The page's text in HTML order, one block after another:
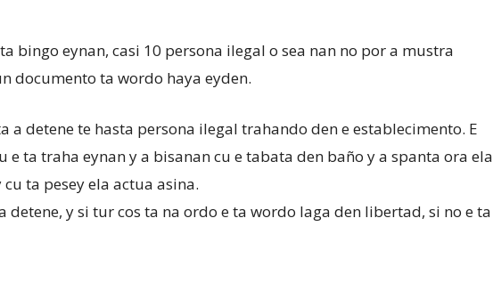
bingo eynan, casi 10 persona ilegal o sea nan no por a mustra
documento ta wordo haya eyden.
a detene te hasta persona ilegal trahando den e establecimento. E
e ta traha eynan y a bisanan cu e tabata den baño y a spanta ora ela
ta pesey ela actua asina.
detene, y si tur cos ta na ordo e ta wordo laga den libertad, si no e ta